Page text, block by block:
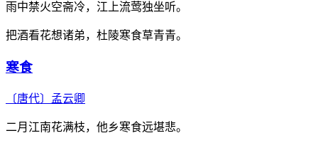
雨中禁火空斋冷，江上流莺独坐听。
把酒看花想诸弟，杜陵寒食草青青。
寒食
〔唐代〕 孟云卿
二月江南花满枝，他乡寒食远堪悲。